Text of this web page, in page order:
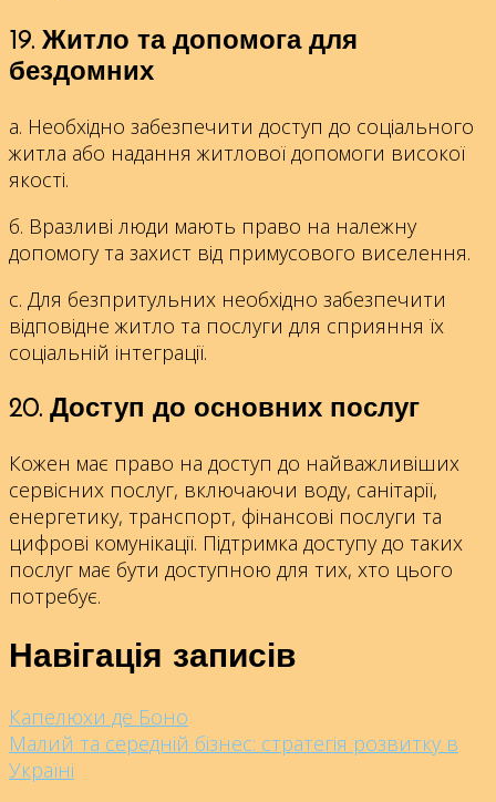
19. Житло та допомога для
бездомних
а. Необхідно забезпечити доступ до соціального
житла або надання житлової допомоги високої
якості.
б. Вразливі люди мають право на належну
допомогу та захист від примусового виселення.
с. Для безпритульних необхідно забезпечити
відповідне житло та послуги для сприяння їх
соціальній інтеграції.
20. Доступ до основних послуг
Кожен має право на доступ до найважливіших
сервісних послуг, включаючи воду, санітарії,
енергетику, транспорт, фінансові послуги та
цифрові комунікації. Підтримка доступу до таких
послуг має бути доступною для тих, хто цього
потребує.
Навігація записів
Капелюхи де Боно
Малий та середній бізнес: стратегія розвитку в
Україні